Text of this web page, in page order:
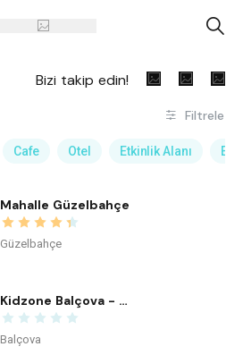
A
Bizi takip edin!
Filtrele
Cafe Otel Etkinlik Alanı
Mahalle Güzelbahçe
Güzelbahçe
Kidzone Balçova - Çocuk Gelişim ve Aktivite Merkezi
Balçova